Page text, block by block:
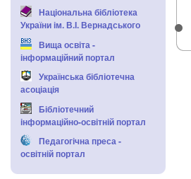
Національна бібліотека
України ім. В.І. Вернадського
Вища освіта -
інформаційний портал
Українська бібліотечна
асоціація
Бібліотечний
інформаційно-освітній портал
Педагогічна преса -
освітній портал